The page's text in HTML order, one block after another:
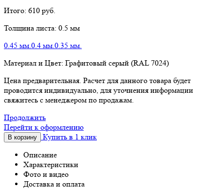
Итого: 610 руб.
Толщина листа: 0.5 мм
0.45 мм. 0.4 мм. 0.35 мм.
Материал и Цвет: Графитовый серый (RAL 7024)
Цена предварительная. Расчет для данного товара будет
проводится индивидуально, для уточнения информации
свяжитесь с менеджером по продажам.
Продолжить
Перейти к оформлению
В корзину
Купить в 1 клик
Описание
Характеристики
Фото и видео
Доставка и оплата